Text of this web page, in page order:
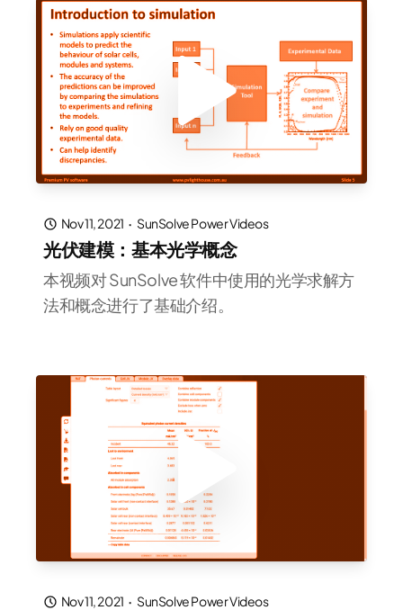
Nov 11, 2021 · SunSolve Power Videos
光伏建模：基本光学概念
本视频对 SunSolve 软件中使用的光学求解方
法和概念进行了基础介绍。
Nov 11, 2021 · SunSolve Power Videos